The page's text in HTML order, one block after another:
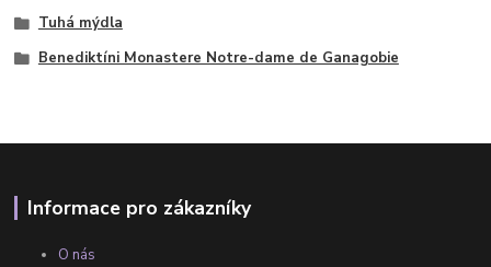
Tuhá mýdla
Benediktíni Monastere Notre-dame de Ganagobie
Informace pro zákazníky
O nás